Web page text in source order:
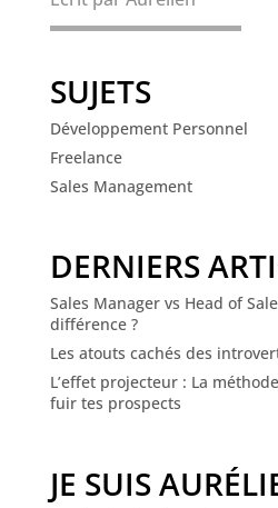
SUJETS
Développement Personnel
Freelance
Sales Management
DERNIERS
Sales Manager vs Head of
différence ?
Les atouts cachés des
L’effet projecteur : La
fuir tes prospects
JE SUIS